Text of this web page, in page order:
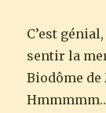
C’est
sentir la
Biodôme de